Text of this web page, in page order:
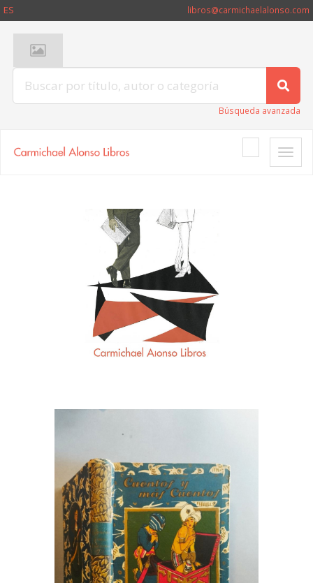
ES libros@carmichaelalonso.com
Búsqueda avanzada
Toggle